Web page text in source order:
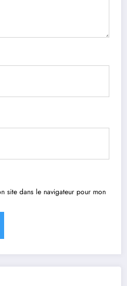
site dans le navigateur pour mon